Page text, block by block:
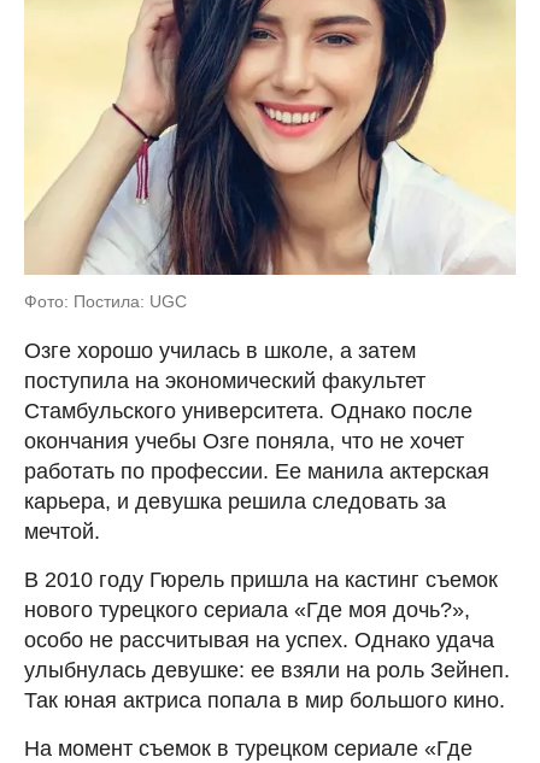
Фото: Постила: UGC
Озге хорошо училась в школе, а затем
поступила на экономический факультет
Стамбульского университета. Однако после
окончания учебы Озге поняла, что не хочет
работать по профессии. Ее манила актерская
карьера, и девушка решила следовать за
мечтой.
В 2010 году Гюрель пришла на кастинг съемок
нового турецкого сериала «Где моя дочь?»,
особо не рассчитывая на успех. Однако удача
улыбнулась девушке: ее взяли на роль Зейнеп.
Так юная актриса попала в мир большого кино.
На момент съемок в турецком сериале «Где